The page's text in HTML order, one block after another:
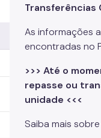
Transferências
As informações
encontradas no
>>> Até o
repasse ou
unidade <<<
Saiba mais